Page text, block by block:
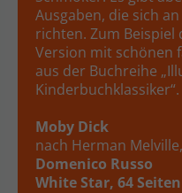
Ausgaben, die sich
richten. Zum Beispiel
Version mit schönen
aus der Buchreihe
Kinderbuchklassiker“.
Moby Dick
nach Herman Melville,
Domenico Russo
White Star, 64 Seiten